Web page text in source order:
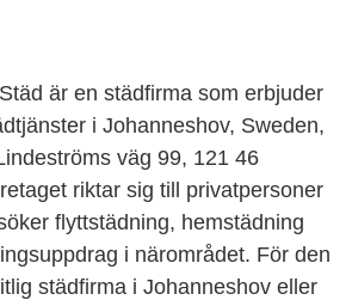
är en städfirma som erbjuder
i Johanneshov, Sweden,
väg 99, 121 46
riktar sig till privatpersoner
flyttstädning, hemstädning
i närområdet. För den
städfirma i Johanneshov eller